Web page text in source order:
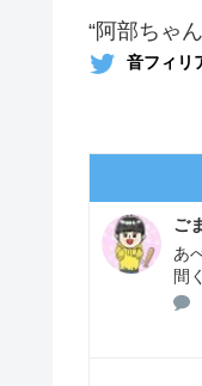
“阿部ちゃ
音フィリ
ごま
あ
間